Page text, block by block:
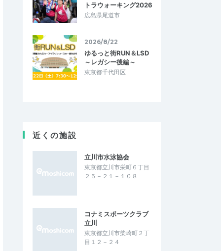
トラウォーキング2026
広島県尾道市
2026/8/22
ゆるっと街RUN＆LSD
～レガシー後編～
東京都千代田区
近くの施設
立川市水泳協会
東京都立川市栄町６丁目
２５－２１－１０８
コナミスポーツクラブ
立川
東京都立川市柴崎町２丁
目１２－２４